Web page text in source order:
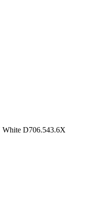
White D706.543.6X